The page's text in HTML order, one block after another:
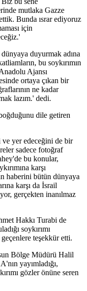
mutlaka Gazze
Bunda ısrar ediyoruz
için
duyurmak adına
bu soykırımın
Ajansı
ortaya çıkan bir
ne kadar
lazım.' dedi.
dile getiren
ve yer edeceğini de bir
sadece fotoğraf
bu konular,
karşı
haberini bütün dünyaya
karşı da İsrail
gerçekten inanılmaz
Hakkı Turabi de
soykırımı
teşekkür etti.
Bölge Müdürü Halil
yayımladığı,
gözler önüne seren